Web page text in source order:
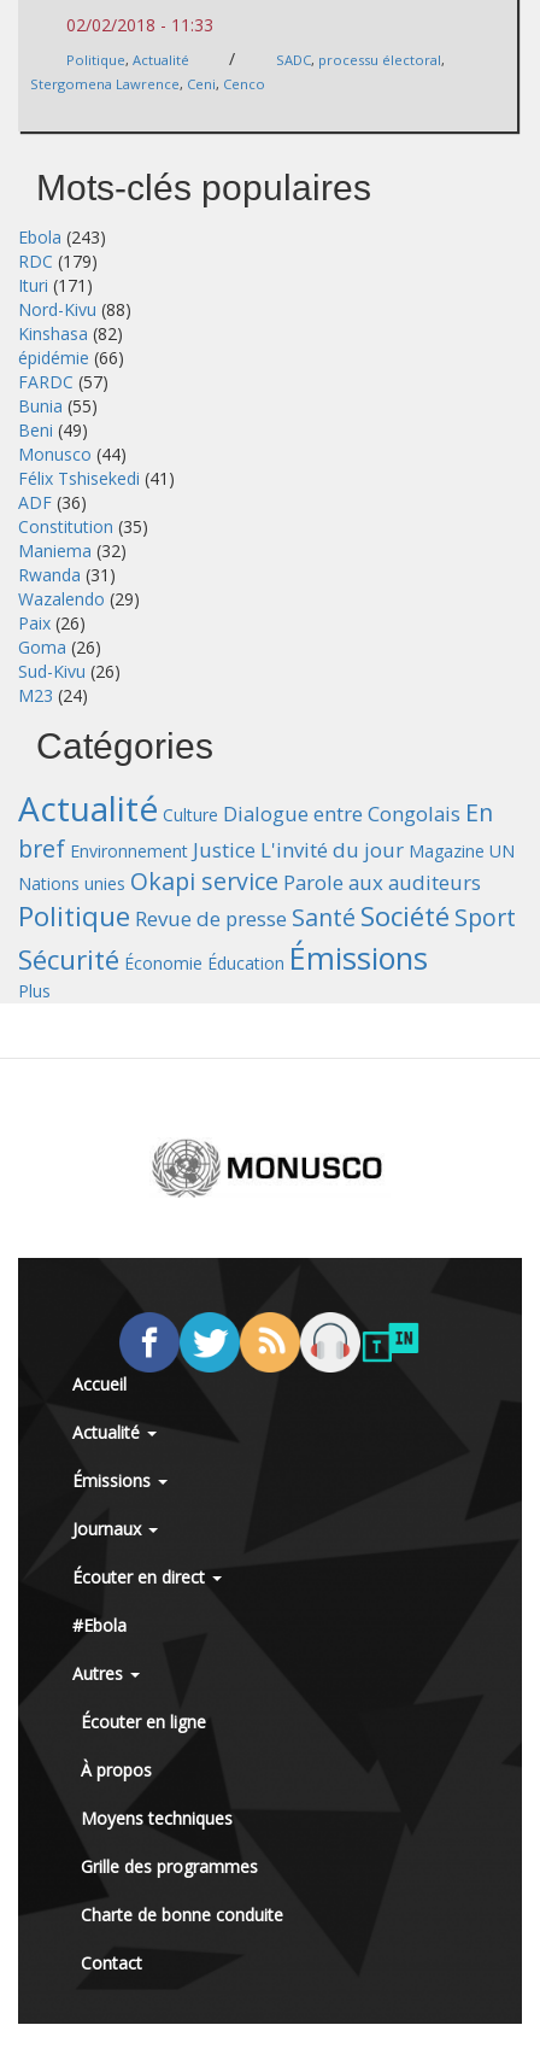
02/02/2018 - 11:33
Politique, Actualité / SADC, processu électoral,
Stergomena Lawrence, Ceni, Cenco
Mots-clés populaires
Ebola (243)
RDC (179)
Ituri (171)
Nord-Kivu (88)
Kinshasa (82)
épidémie (66)
FARDC (57)
Bunia (55)
Beni (49)
Monusco (44)
Félix Tshisekedi (41)
ADF (36)
Constitution (35)
Maniema (32)
Rwanda (31)
Wazalendo (29)
Paix (26)
Goma (26)
Sud-Kivu (26)
M23 (24)
Catégories
Actualité Culture Dialogue entre Congolais En
bref Environnement Justice L'invité du jour Magazine UN
Nations unies Okapi service Parole aux auditeurs
Politique Revue de presse Santé Société Sport
Sécurité Économie Éducation Émissions
Plus
Accueil
Actualité
Émissions
Journaux
Écouter en direct
#Ebola
Autres
Écouter en ligne
À propos
Moyens techniques
Grille des programmes
Charte de bonne conduite
Contact